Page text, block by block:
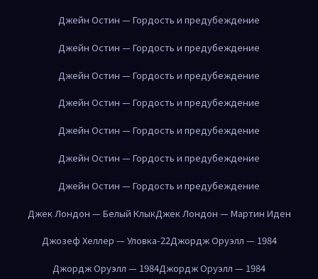
Джейн Остин — Гордость и предубеждение
Джейн Остин — Гордость и предубеждение
Джейн Остин — Гордость и предубеждение
Джейн Остин — Гордость и предубеждение
Джейн Остин — Гордость и предубеждение
Джейн Остин — Гордость и предубеждение
Джейн Остин — Гордость и предубеждение
Джек Лондон — Белый КлыкДжек Лондон — Мартин Иден
Джозеф Хеллер — Уловка-22Джордж Оруэлл — 1984
Джордж Оруэлл — 1984Джордж Оруэлл — 1984